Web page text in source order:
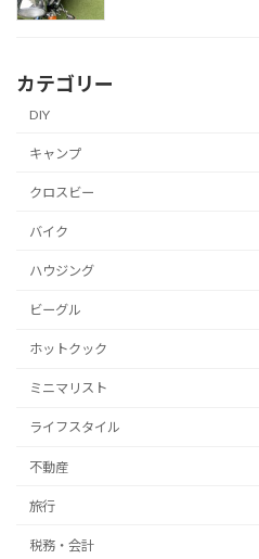
カテゴリー
DIY
キャンプ
クロスビー
バイク
ハウジング
ビーグル
ホットクック
ミニマリスト
ライフスタイル
不動産
旅行
税務・会計